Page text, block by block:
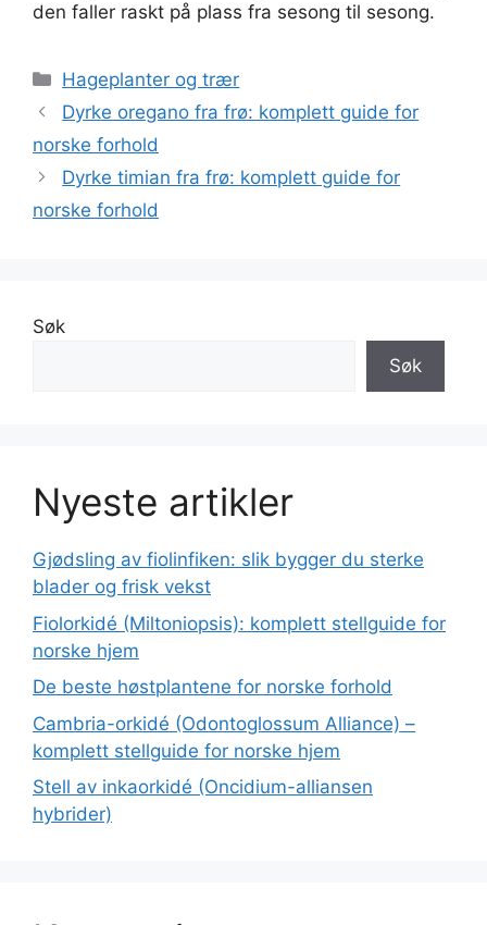
den faller raskt på plass fra sesong til sesong.
Kategorier
Hageplanter og trær
Dyrke oregano fra frø: komplett guide for
norske forhold
Dyrke timian fra frø: komplett guide for
norske forhold
Søk
Søk
Nyeste artikler
Gjødsling av fiolinfiken: slik bygger du sterke
blader og frisk vekst
Fiolorkidé (Miltoniopsis): komplett stellguide for
norske hjem
De beste høstplantene for norske forhold
Cambria-orkidé (Odontoglossum Alliance) –
komplett stellguide for norske hjem
Stell av inkaorkidé (Oncidium-alliansen
hybrider)